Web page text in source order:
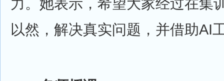
以然，解决真实问题，并借助AI